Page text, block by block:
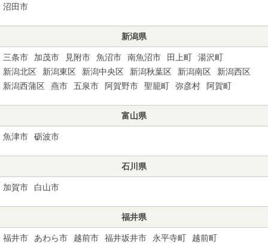
沼田市
新潟県
三条市 加茂市 見附市 魚沼市 南魚沼市 田上町
湯沢町
新潟北区
新潟東区 新潟中央区 新潟秋葉区 新潟南区
新潟西区
新潟西蒲区
燕市 五泉市 阿賀野市 聖籠町 弥彦村 阿賀町
富山県
魚津市 砺波市
石川県
加賀市 白山市
福井県
福井市 あわら市 越前市 福井坂井市 永平寺町 越前町